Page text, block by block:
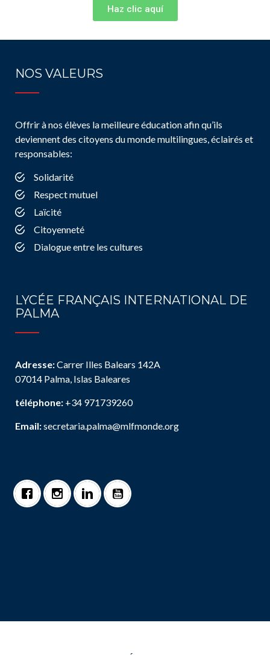
Haz clic aquí
NOS VALEURS
Offrir à nos élèves la meilleure éducation afin qu’ils
deviennent des citoyens du monde multilingues, éclairés et
responsables:
Solidarité
Respect mutuel
Laïcité
Citoyenneté
Dialogue entre les cultures
LYCÉE FRANÇAIS INTERNATIONAL DE
PALMA
Adresse:Carrer Illes Balears 142A
07014 Palma, Islas Baleares
téléphone: +34 971739260
Email:secretaria.palma@mlfmonde.org